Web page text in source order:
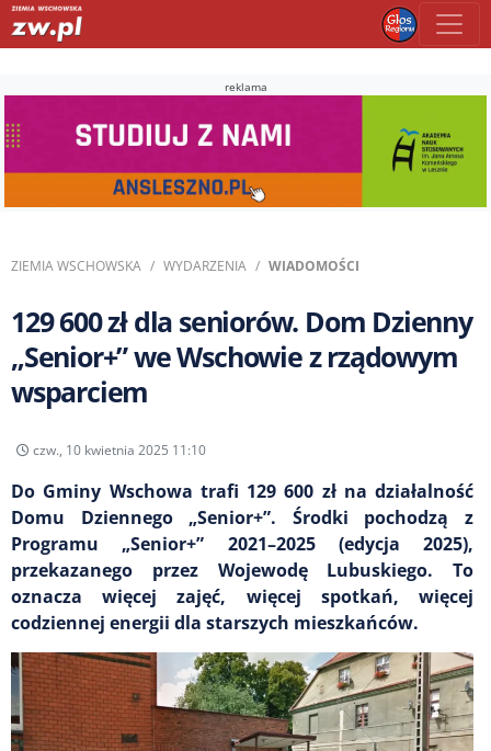
reklama
ZIEMIA WSCHOWSKA WYDARZENIA WIADOMOŚCI
129 600 zł dla seniorów. Dom Dzienny
„Senior+” we Wschowie z rządowym
wsparciem
czw., 10 kwietnia 2025 11:10
Do Gminy Wschowa trafi 129 600 zł na działalność
Domu Dziennego „Senior+”. Środki pochodzą z
Programu „Senior+” 2021–2025 (edycja 2025),
przekazanego przez Wojewodę Lubuskiego. To
oznacza więcej zajęć, więcej spotkań, więcej
codziennej energii dla starszych mieszkańców.